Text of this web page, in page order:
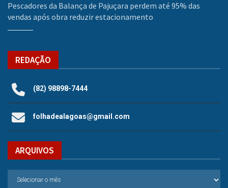
Pescadores da Balança de Pajuçara perdem até 95% das
vendas após obra reduzir estacionamento
REDAÇÃO
(82) 98898-7444
folhadealagoas@gmail.com
ARQUIVOS